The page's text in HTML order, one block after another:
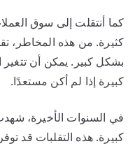
كما أنتقلت إلى سوق
كثيرة. من هذه المخاطر،
بشكل كبير. يمكن أن تتغير
كبيرة إذا لم أكن مستعدًا.
في السنوات الأخيرة،
كبيرة. هذه التقلبات قد